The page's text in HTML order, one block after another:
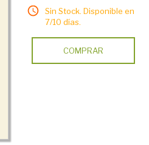
Sin Stock. Disponible en
7/10 días.
COMPRAR